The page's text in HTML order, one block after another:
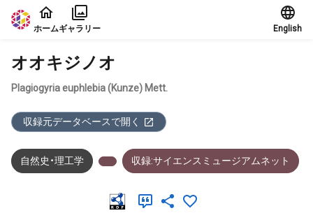
本文に飛ぶ
ホームギャラリー English
オオキジノオ
Plagiogyria euphlebia (Kunze) Mett.
収録元データベースで開く
自然史・理工学 収録:サイエンスミュージアムネット